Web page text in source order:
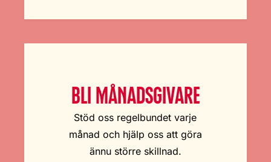
BLI MÅNADSGIVARE
Stöd oss regelbundet varje
månad och hjälp oss att göra
ännu större skillnad.